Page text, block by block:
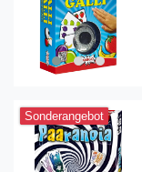
Sonderangebot